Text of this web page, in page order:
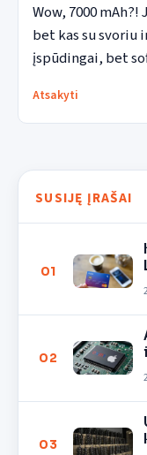
Wow, 7000
bet kas su svoriu
įspūdingai, bet
Atsakyti
SUSIJĘ ĮRAŠAI
01
02
03